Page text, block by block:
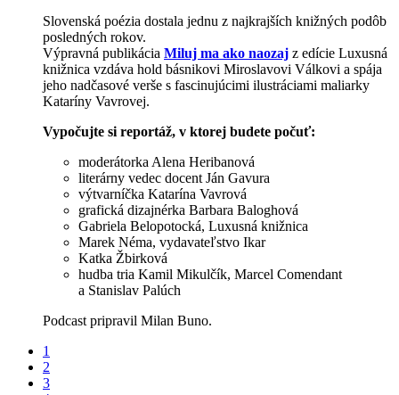
Slovenská poézia dostala jednu z najkrajších knižných podôb
posledných rokov.
Výpravná publikácia Miluj ma ako naozaj z edície Luxusná
knižnica vzdáva hold básnikovi Miroslavovi Válkovi a spája
jeho nadčasové verše s fascinujúcimi ilustráciami maliarky
Kataríny Vavrovej.
Vypočujte si reportáž, v ktorej budete počuť:
moderátorka Alena Heribanová
literárny vedec docent Ján Gavura
výtvarníčka Katarína Vavrová
grafická dizajnérka Barbara Baloghová
Gabriela Belopotocká, Luxusná knižnica
Marek Néma, vydavateľstvo Ikar
Katka Žbirková
hudba tria Kamil Mikulčík, Marcel Comendant
a Stanislav Palúch
Podcast pripravil Milan Buno.
1
2
3